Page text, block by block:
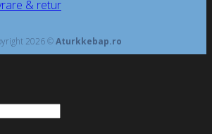
& retur
2026 ©Aturkkebap.ro